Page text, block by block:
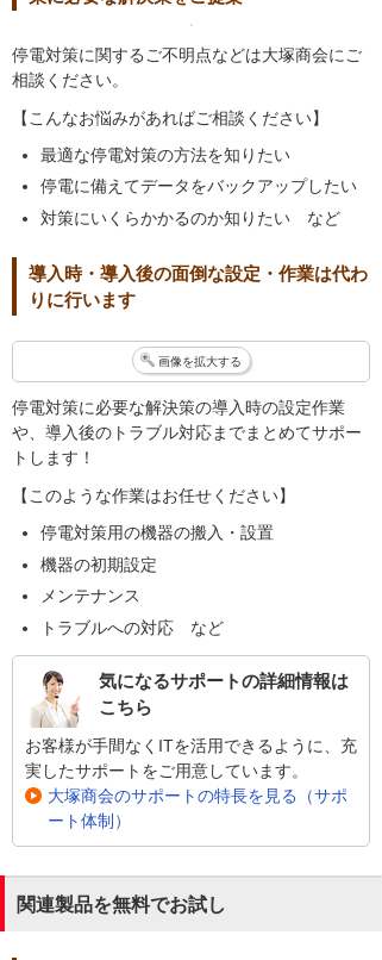
停電対策に関するご不明点などは大塚商会にご
相談ください。
【こんなお悩みがあればご相談ください】
最適な停電対策の方法を知りたい
停電に備えてデータをバックアップしたい
対策にいくらかかるのか知りたい など
導入時・導入後の面倒な設定・作業は代わ
りに行います
画像を拡大する
停電対策に必要な解決策の導入時の設定作業
や、導入後のトラブル対応までまとめてサポー
トします！
【このような作業はお任せください】
停電対策用の機器の搬入・設置
機器の初期設定
メンテナンス
トラブルへの対応 など
気になるサポートの詳細情報は
こちら
お客様が手間なくITを活用できるように、充
実したサポートをご用意しています。
大塚商会のサポートの特長を見る（サポ
ート体制）
関連製品を無料でお試し